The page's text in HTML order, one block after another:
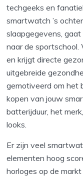
techgeeks en
smartwatch ’s
slaapgegevens,
naar de sportschool.
en krijgt directe
uitgebreide
gemotiveerd om het
kopen van jouw
batterijduur, het
looks.
Er zijn veel
elementen hoog
horloges op de